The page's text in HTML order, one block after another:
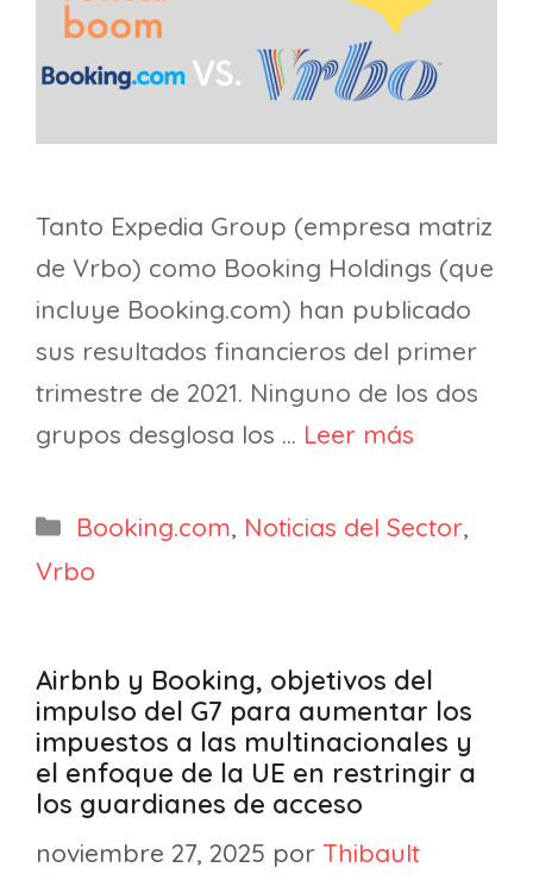
Tanto Expedia Group (empresa matriz
de Vrbo) como Booking Holdings (que
incluye Booking.com) han publicado
sus resultados financieros del primer
trimestre de 2021. Ninguno de los dos
grupos desglosa los … Leer más
Categorías
Booking.com, Noticias del Sector,
Vrbo
Airbnb y Booking, objetivos del
impulso del G7 para aumentar los
impuestos a las multinacionales y
el enfoque de la UE en restringir a
los guardianes de acceso
noviembre 27, 2025 por Thibault